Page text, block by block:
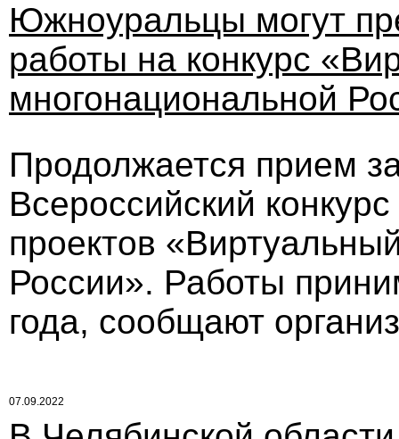
Южноуральцы могут
работы на конкурс
многонациональной
Продолжается прием
Всероссийский
проектов
России». Работы
года, сообщают
07.09.2022